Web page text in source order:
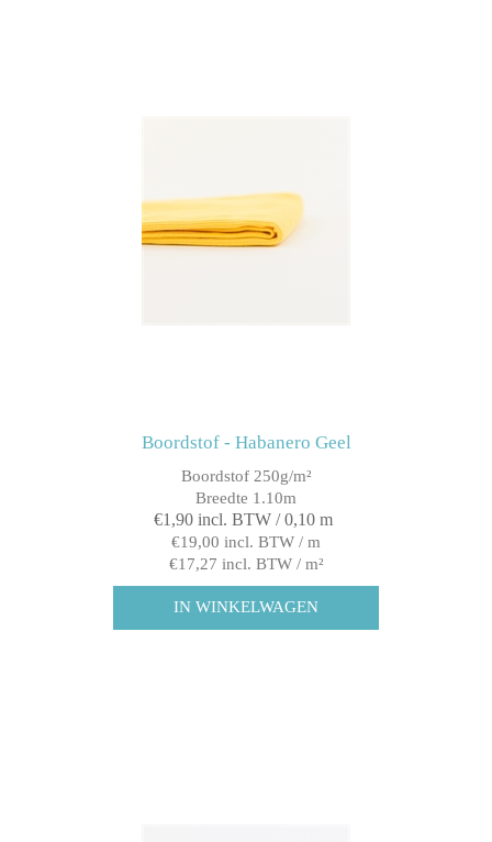
Boordstof - Habanero Geel
Boordstof 250g/m²
Breedte 1.10m
€1,90 incl. BTW / 0,10 m
€19,00 incl. BTW / m
€17,27 incl. BTW / m²